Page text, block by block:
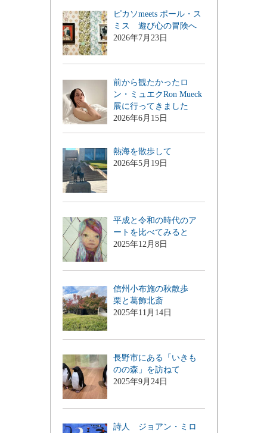
ピカソmeets ポール・ス
ミス 遊び心の冒険へ
2026年7月23日
前から観たかったロ
ン・ミュエクRon Mueck
展に行ってきました
2026年6月15日
熱海を散歩して
2026年5月19日
平成と令和の時代のア
ートを比べてみると
2025年12月8日
信州小布施の秋散歩
栗と葛飾北斎
2025年11月14日
長野市にある「いきも
のの森」を訪ねて
2025年9月24日
詩人 ジョアン・ミロ